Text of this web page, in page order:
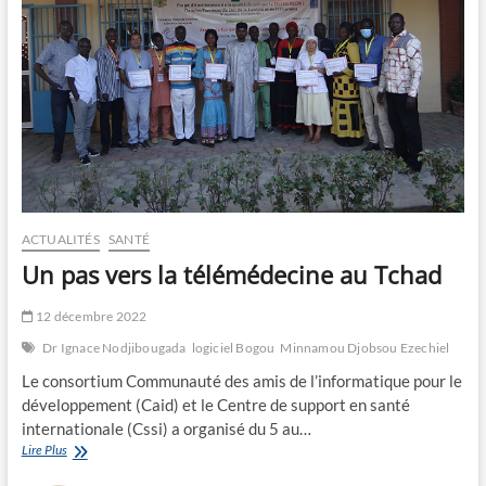
ACTUALITÉS SANTÉ
Un pas vers la télémédecine au Tchad
12 décembre 2022
Dr Ignace Nodjibougada logiciel Bogou Minnamou Djobsou Ezechiel
Le consortium Communauté des amis de l’informatique pour le
développement (Caid) et le Centre de support en santé
internationale (Cssi) a organisé du 5 au…
Lire PlusUn